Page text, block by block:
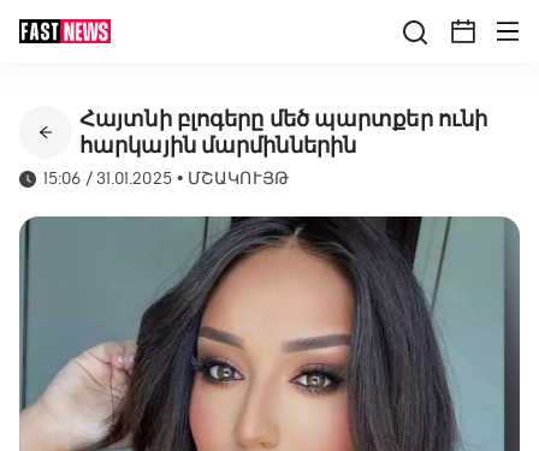
Հայտնի բլոգերը մեծ պարտքեր ունի
հարկային մարմիններին
15:06 / 31.01.2025 • ՄՇԱԿՈՒՅԹ